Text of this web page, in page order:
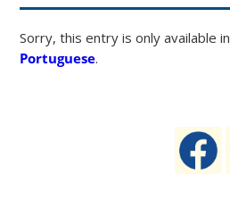
Sorry, this entry is only available in
Portuguese.